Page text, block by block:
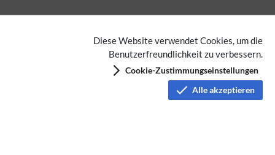
Diese Website verwendet Cookies, um die
Benutzerfreundlichkeit zu verbessern.
Cookie-Zustimmungseinstellungen
Alle akzeptieren